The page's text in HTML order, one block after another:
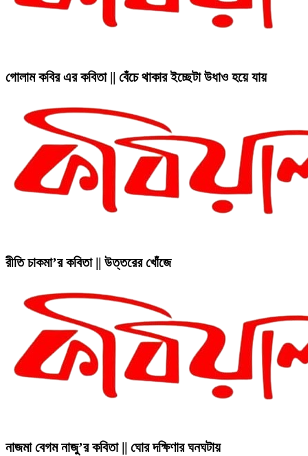
গোলাম কবির এর কবিতা || বেঁচে থাকার ইচ্ছেটা উধাও হয়ে যায়
রীতি চাকমা’র কবিতা || উত্তরের খোঁজে
নাজমা বেগম নাজু’র কবিতা || ঘোর দক্ষিণার ঘনঘটায়